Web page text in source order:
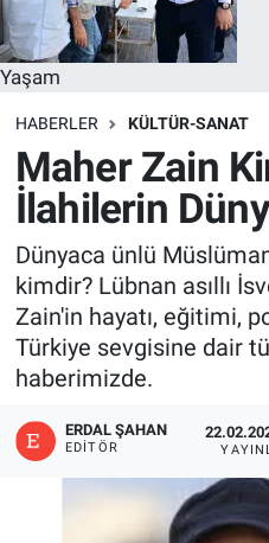
Yaşam
HABERLER KÜLTÜR-SANAT
Maher Zain
İlahilerin
Dünyaca ünlü
kimdir? Lübnan asıllı
Zain'in hayatı, eğitimi,
Türkiye sevgisine dair
haberimizde.
ERDAL ŞAHAN
EDITÖR